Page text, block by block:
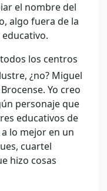
el nombre del
algo fuera de la
los centros
¿no? Miguel
Yo creo
personaje que
educativos de
lo mejor en un
cuartel
hizo cosas